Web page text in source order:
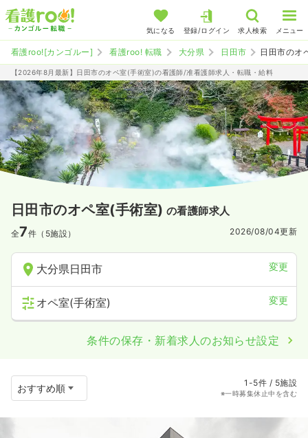
気になる 登録/ログイン 求人検索 メニュー
看護roo![カンゴルー] 看護roo! 転職 大分県 日田市 日田市のオ
【2026年8月最新】日田市のオペ室(手術室)の看護師/准看護師求人・転職・給料
日田市のオペ室(手術室) の看護師求人
全7件（5施設） 2026/08/04更新
大分県日田市 変更
オペ室(手術室) 変更
条件の保存・新着求人のお知らせ設定
1-5件 / 5施設
※一時募集休止中を含む